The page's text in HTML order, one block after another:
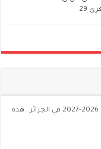
تعديل رزنامة الدخول المدرسي 2026-2027 في الجزائر.. هذه